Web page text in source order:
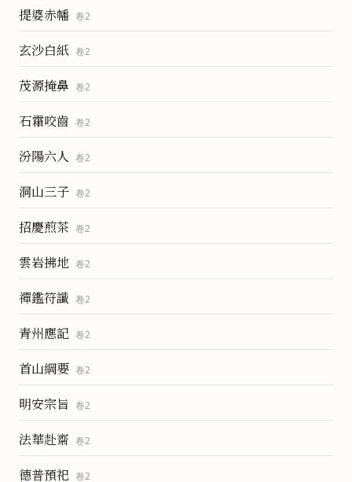
提婆赤幡 卷2
玄沙白紙 卷2
茂源掩鼻 卷2
石霜咬齒 卷2
汾陽六人 卷2
洞山三子 卷2
招慶煎茶 卷2
雲岩拂地 卷2
禪鑑符讖 卷2
青州應記 卷2
首山綱要 卷2
明安宗旨 卷2
法華赴齋 卷2
德普預祀 卷2